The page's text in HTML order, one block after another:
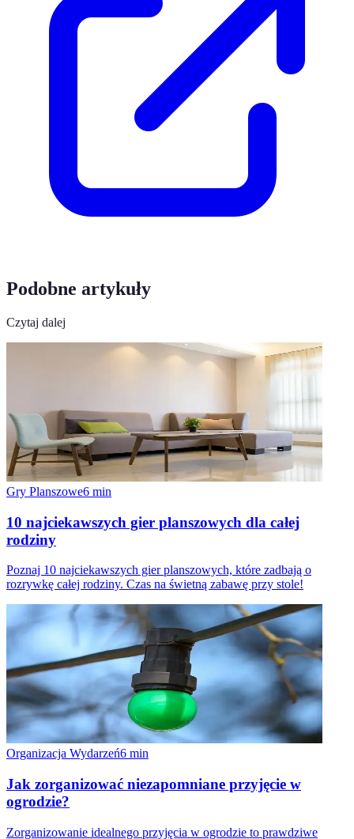
Podobne artykuły
Czytaj dalej
Gry Planszowe6 min
10 najciekawszych gier planszowych dla całej
rodziny
Poznaj 10 najciekawszych gier planszowych, które zadbają o
rozrywkę całej rodziny. Czas na świetną zabawę przy stole!
Organizacja Wydarzeń6 min
Jak zorganizować niezapomniane przyjęcie w
ogrodzie?
Zorganizowanie idealnego przyjęcia w ogrodzie to prawdziwe